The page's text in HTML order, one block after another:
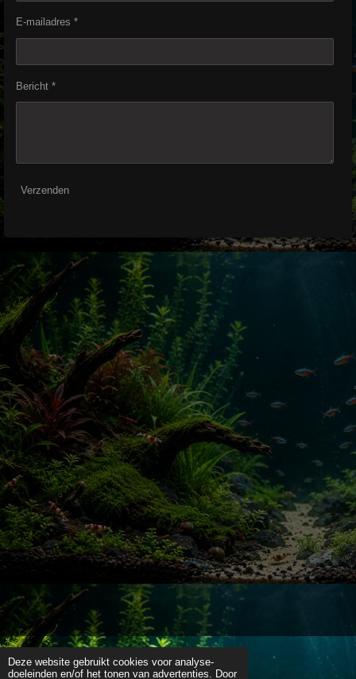
Deze website gebruikt cookies voor analyse-
doeleinden en/of het tonen van advertenties. Door
E-mailadres *
Bericht *
Verzenden